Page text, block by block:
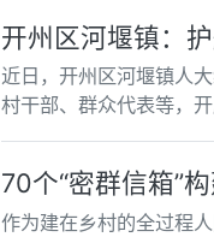
开州区河堰镇：
近日，开州区河堰镇人
村干部、群众代表等，开
70个“密群信箱”
作为建在乡村的全过程